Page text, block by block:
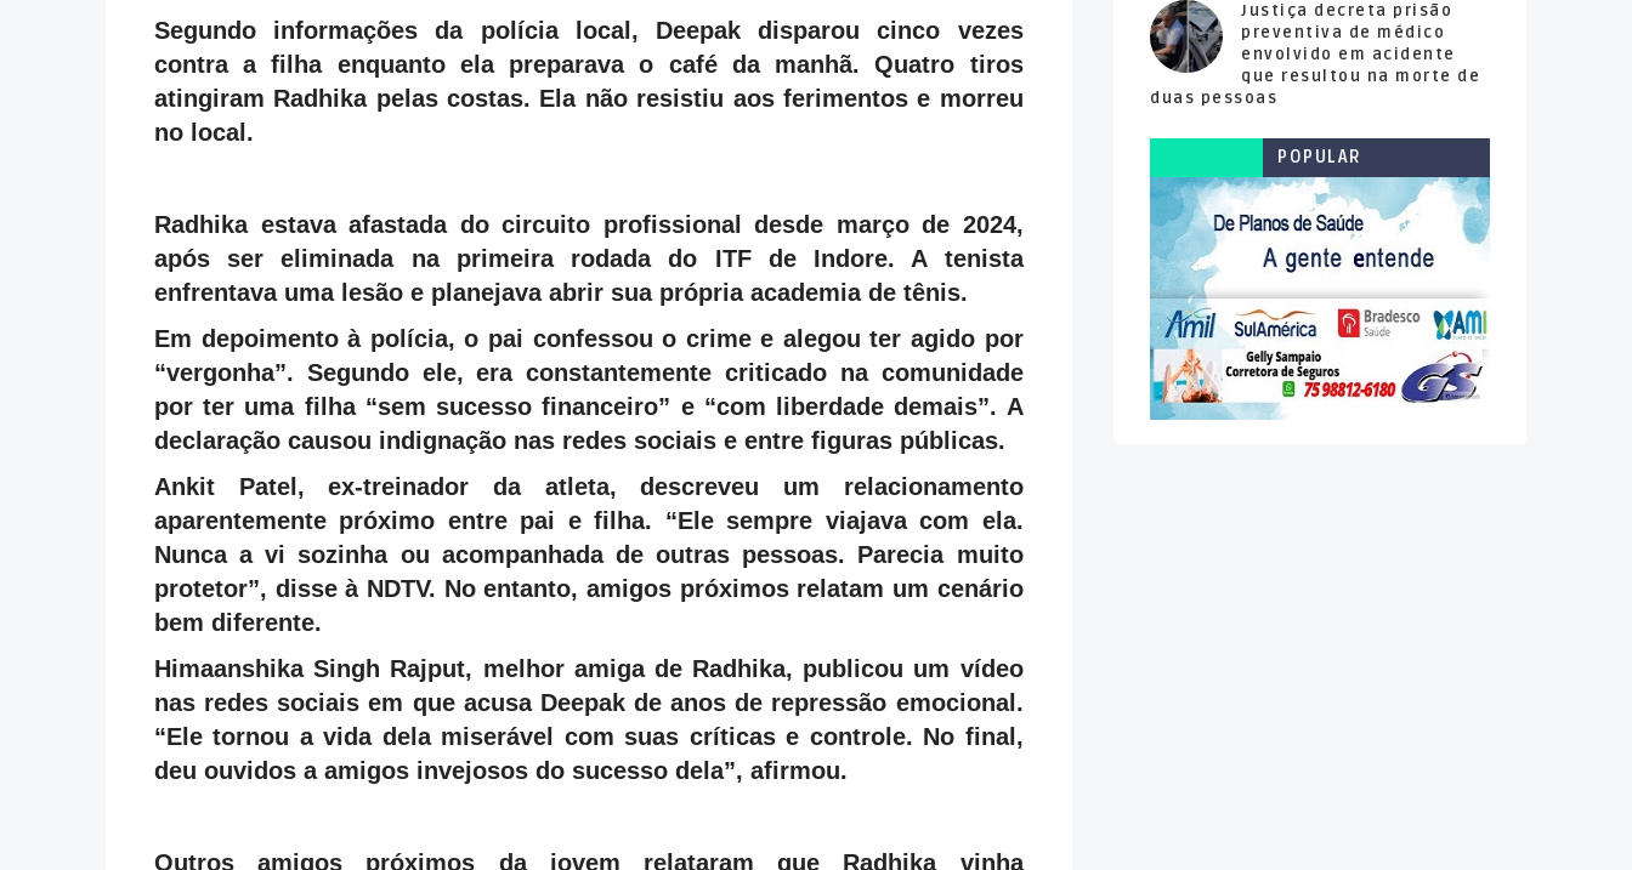
Segundo informações da polícia local, Deepak disparou cinco vezes
contra a filha enquanto ela preparava o café da manhã. Quatro tiros
atingiram Radhika pelas costas. Ela não resistiu aos ferimentos e morreu
no local.
Radhika estava afastada do circuito profissional desde março de 2024,
após ser eliminada na primeira rodada do ITF de Indore. A tenista
enfrentava uma lesão e planejava abrir sua própria academia de tênis.
Em depoimento à polícia, o pai confessou o crime e alegou ter agido por
“vergonha”. Segundo ele, era constantemente criticado na comunidade
por ter uma filha “sem sucesso financeiro” e “com liberdade demais”. A
declaração causou indignação nas redes sociais e entre figuras públicas.
Ankit Patel, ex-treinador da atleta, descreveu um relacionamento
aparentemente próximo entre pai e filha. “Ele sempre viajava com ela.
Nunca a vi sozinha ou acompanhada de outras pessoas. Parecia muito
protetor”, disse à NDTV. No entanto, amigos próximos relatam um cenário
bem diferente.
Himaanshika Singh Rajput, melhor amiga de Radhika, publicou um vídeo
nas redes sociais em que acusa Deepak de anos de repressão emocional.
“Ele tornou a vida dela miserável com suas críticas e controle. No final,
deu ouvidos a amigos invejosos do sucesso dela”, afirmou.
Outros amigos próximos da jovem relataram que Radhika vinha
Justiça decreta prisão
preventiva de médico
envolvido em acidente
que resultou na morte de
duas pessoas
POPULAR